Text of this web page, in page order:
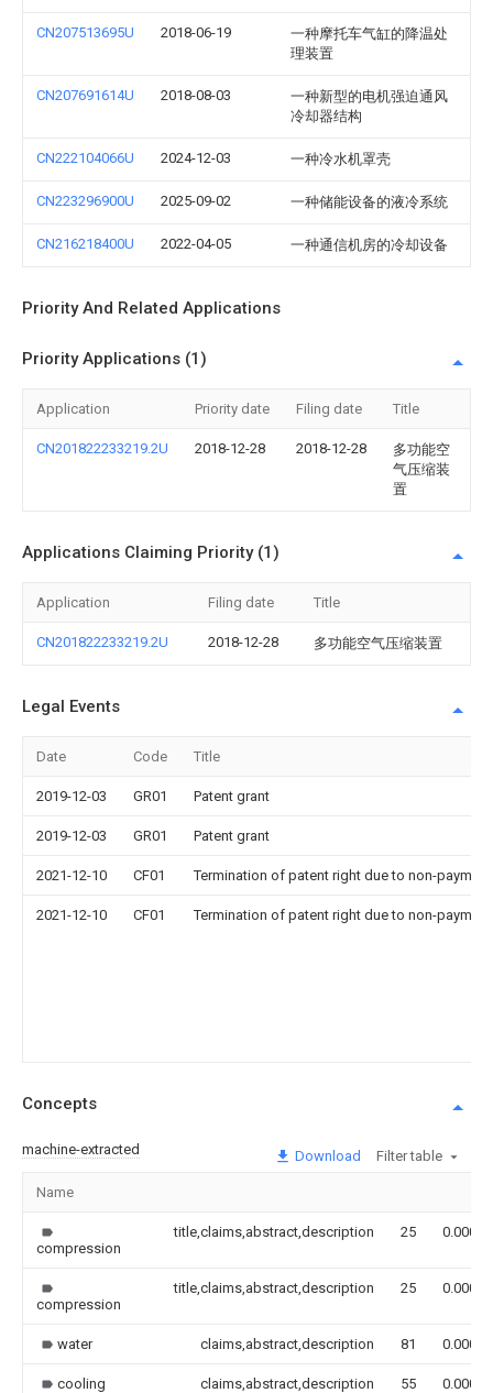
CN207513695U 2018-06-19
一种摩托车气缸的降温处
理装置
CN207691614U 2018-08-03
一种新型的电机强迫通风
冷却器结构
CN222104066U 2024-12-03 一种冷水机罩壳
CN223296900U 2025-09-02 一种储能设备的液冷系统
CN216218400U 2022-04-05 一种通信机房的冷却设备
Priority And Related Applications
Priority Applications (1)
Application Priority date Filing date Title
CN201822233219.2U 2018-12-28 2018-12-28
多功能空
气压缩装
置
Applications Claiming Priority (1)
Application Filing date Title
CN201822233219.2U 2018-12-28 多功能空气压缩装置
Legal Events
Date Code Title
2019-12-03 GR01 Patent grant
2019-12-03 GR01 Patent grant
2021-12-10 CF01 Termination of patent right due to non-
2021-12-10 CF01 Termination of patent right due to non-
Concepts
machine-extracted Download Filter table
Name
compression
title,claims,abstract,description 25 0.000
compression
title,claims,abstract,description 25 0.000
water claims,abstract,description 81 0.000
cooling claims,abstract,description 55 0.000